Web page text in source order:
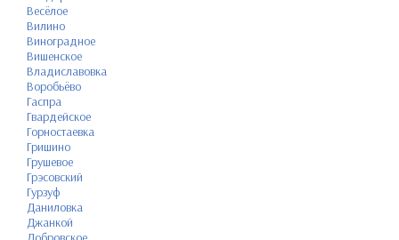
Весёлое
Вилино
Виноградное
Вишенское
Владиславовка
Воробьёво
Гаспра
Гвардейское
Горностаевка
Гришино
Грушевое
Грэсовский
Гурзуф
Даниловка
Джанкой